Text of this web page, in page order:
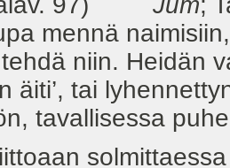
mennä
niin. Heidän
äiti’, tai
tavallisessa